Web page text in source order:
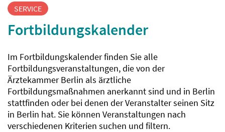
SERVICE
Fortbildungskalender
Im Fortbildungskalender finden Sie alle
Fortbildungsveranstaltungen, die von der
Ärztekammer Berlin als ärztliche
Fortbildungsmaßnahmen anerkannt sind und in Berlin
stattfinden oder bei denen der Veranstalter seinen Sitz
in Berlin hat. Sie können Veranstaltungen nach
verschiedenen Kriterien suchen und filtern.